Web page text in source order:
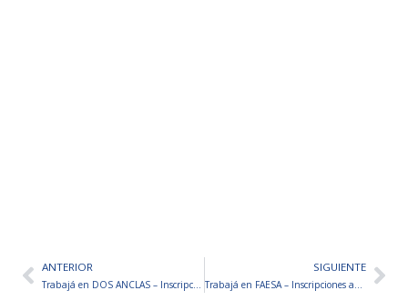
AntANTERIOR
Trabajá en DOS ANCLAS – Inscripciones abiertas
SIGUIENTE
Trabajá en FAESA – Inscripciones abiertas